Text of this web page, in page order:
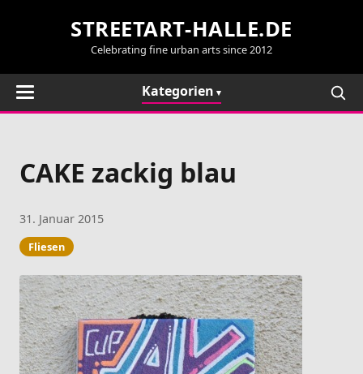
STREETART-HALLE.DE
Celebrating fine urban arts since 2012
Kategorien
CAKE zackig blau
31. Januar 2015
Fliesen